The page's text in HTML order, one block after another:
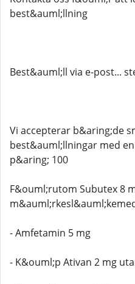
best&auml;llning
Best&auml;ll via e-post...
Vi accepterar b&aring;de
best&auml;llningar med
p&aring; 100
F&ouml;rutom Subutex 8
- Amfetamin 5 mg
- K&ouml;p Ativan 2 mg